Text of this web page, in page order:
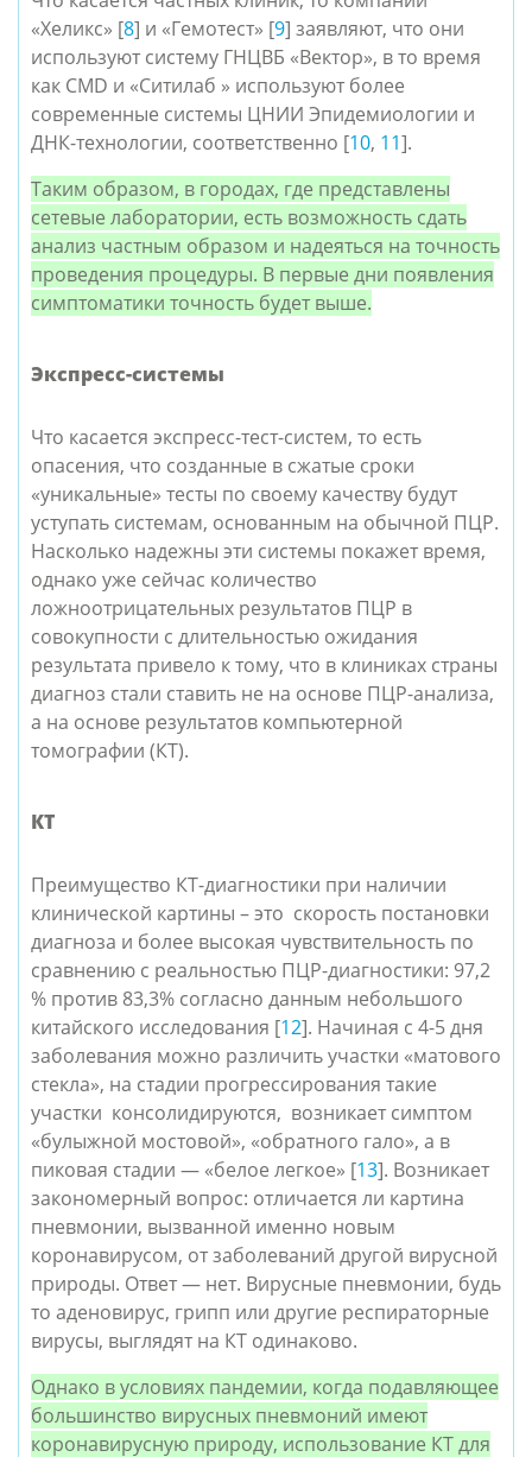
«Хеликс» [8] и «Гемотест» [9] заявляют, что они
используют систему ГНЦВБ «Вектор», в то время
как CMD и «Ситилаб » используют более
современные системы ЦНИИ Эпидемиологии и
ДНК-технологии, соответственно [10, 11].
Таким образом, в городах, где представлены
сетевые лаборатории, есть возможность сдать
анализ частным образом и надеяться на точность
проведения процедуры. В первые дни появления
симптоматики точность будет выше.
Экспресс-системы
Что касается экспресс-тест-систем, то есть
опасения, что созданные в сжатые сроки
«уникальные» тесты по своему качеству будут
уступать системам, основанным на обычной ПЦР.
Насколько надежны эти системы покажет время,
однако уже сейчас количество
ложноотрицательных результатов ПЦР в
совокупности с длительностью ожидания
результата привело к тому, что в клиниках страны
диагноз стали ставить не на основе ПЦР-анализа,
а на основе результатов компьютерной
томографии (КТ).
КТ
Преимущество КТ-диагностики при наличии
клинической картины – это скорость постановки
диагноза и более высокая чувствительность по
сравнению с реальностью ПЦР-диагностики: 97,2
% против 83,3% согласно данным небольшого
китайского исследования [12]. Начиная с 4-5 дня
заболевания можно различить участки «матового
стекла», на стадии прогрессирования такие
участки консолидируются, возникает симптом
«булыжной мостовой», «обратного гало», а в
пиковая стадии — «белое легкое» [13]. Возникает
закономерный вопрос: отличается ли картина
пневмонии, вызванной именно новым
коронавирусом, от заболеваний другой вирусной
природы. Ответ — нет. Вирусные пневмонии, будь
то аденовирус, грипп или другие респираторные
вирусы, выглядят на КТ одинаково.
Однако в условиях пандемии, когда подавляющее
большинство вирусных пневмоний имеют
коронавирусную природу, использование КТ для